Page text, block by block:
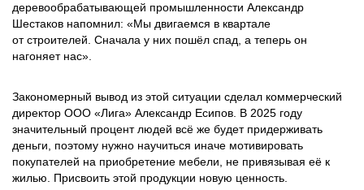
деревообрабатывающей промышленности Александр
Шестаков напомнил: «Мы двигаемся в квартале
от строителей. Сначала у них пошёл спад, а теперь он
нагоняет нас».
Закономерный вывод из этой ситуации сделал коммерческий
директор ООО «Лига» Александр Есипов. В 2025 году
значительный процент людей всё же будет придерживать
деньги, поэтому нужно научиться иначе мотивировать
покупателей на приобретение мебели, не привязывая её к
жилью. Присвоить этой продукции новую ценность.